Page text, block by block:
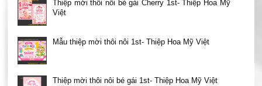
Thiệp mời thôi nôi bé gái Cherry 1st- Thiệp Hoa Mỹ
Việt
Mẫu thiệp mời thôi nôi 1st- Thiệp Hoa Mỹ Việt
Thiệp mời thôi nôi bé gái 1st- Thiệp Hoa Mỹ Việt